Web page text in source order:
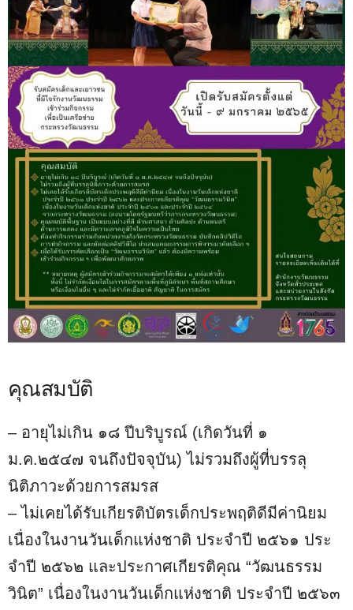
คุณสมบัติ
– อายุไม่เกิน ๑๘ ปีบริบูรณ์ (เกิดวันที่ ๑
ม.ค.๒๕๔๗ จนถึงปัจจุบัน) ไม่รวมถึงผู้ที่บรรลุ
นิติภาวะด้วยการสมรส
– ไม่เคยได้รับเกียรติบัตรเด็กประพฤติดีมีค่านิยม
เนื่องในงานวันเด็กแห่งชาติ ประจําปี ๒๕๖๑ ประ
จําปี ๒๕๖๒ และประกาศเกียรติคุณ “วัฒนธรรม
วินิต” เนื่องในงานวันเด็กแห่งชาติ ประจําปี ๒๕๖๓